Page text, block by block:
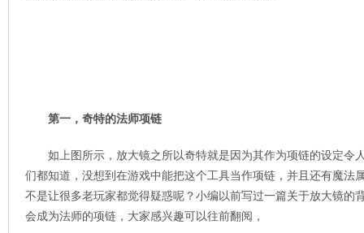
第一，奇特的法师项链
如上图所示，放大镜之所以奇特就是因为其作为项链的设定令
们都知道，没想到在游戏中能把这个工具当作项链，并且还有魔法
不是让很多老玩家都觉得疑惑呢？小编以前写过一篇关于放大镜的
会成为法师的项链，大家感兴趣可以往前翻阅，